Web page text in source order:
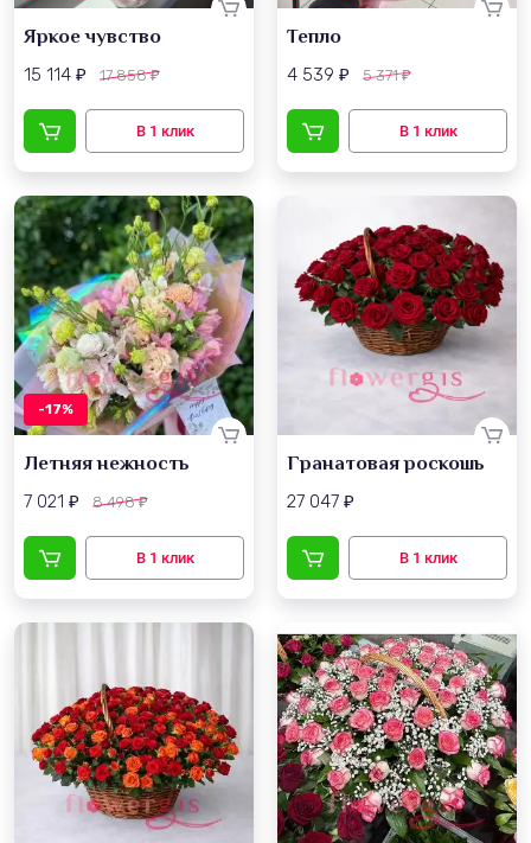
Яркое чувство
15 114 ₽ 17 858₽
Тепло
4 539 ₽ 5 371₽
-17%
Летняя нежность
7 021 ₽ 8 498₽
Гранатовая роскошь
27 047 ₽